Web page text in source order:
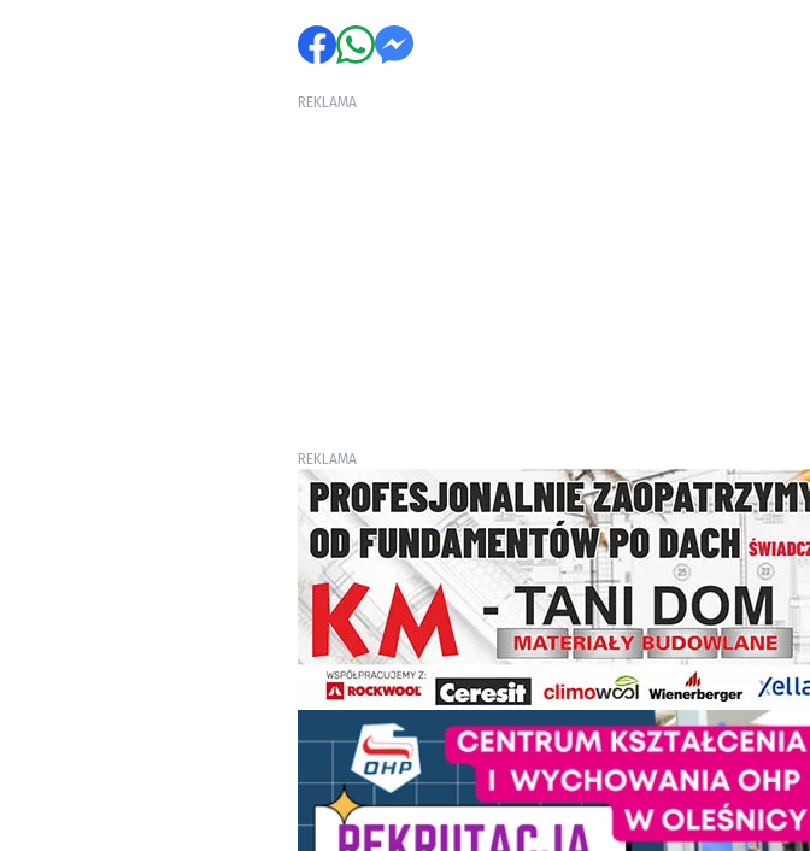
REKLAMA
REKLAMA